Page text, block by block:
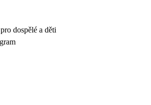
dospělé a děti